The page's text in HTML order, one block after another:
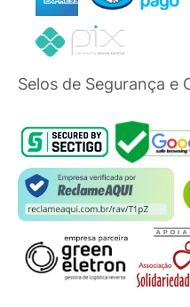
Selos de Segurança e